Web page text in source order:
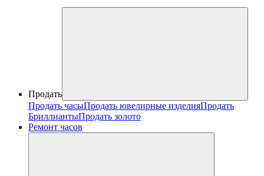
Продать
Продать часыПродать ювелирные изделияПродать
БриллиантыПродать золото
Ремонт часов